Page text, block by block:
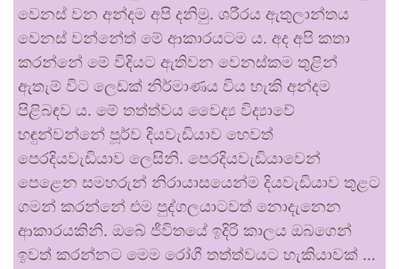
වෙනස් වන අන්දම අපි දනිමු. ශරීරය ඇතුලාන්තය
වෙනස් වන්නේත් මේ ආකාරයටම ය. අද අපි කතා
කරන්නේ මේ විදියට ඇතිවන වෙනස්කම තුළින්
ඇතැම් විට ලෙඩක් නිර්මාණය විය හැකි අන්දම
පිළිබඳව ය. මේ තත්ත්වය වෛද්‍ය විද්‍යාවේ
හඳුන්වන්නේ පූර්ව දියවැඩියාව හෙවත්
පෙරදියවැඩියාව ලෙසිනි. පෙරදියවැඩියාවෙන්
පෙළෙන සමහරුන් නිරායාසයෙන්ම දියවැඩියාව තුළට
ගමන් කරන්නේ එම පුද්ගලයාටවත් නොදැනෙන
ආකාරයකිනි. ඔබේ ජීවිතයේ ඉදිරි කාලය ඔබගෙන්
ඉවත් කරන්නට මෙම රෝගී තත්ත්වයට හැකියාවක් …